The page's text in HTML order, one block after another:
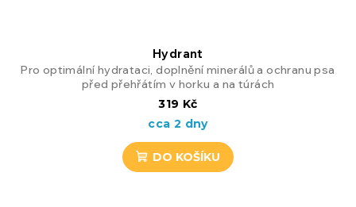
Hydrant
Pro optimální hydrataci, doplnění minerálů a ochranu psa
před přehřátím v horku a na túrách
319 Kč
cca 2 dny
DO KOŠÍKU